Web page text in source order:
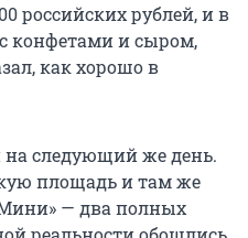
российских рублей, и в
конфетами и сыром,
как хорошо в
следующий же день.
площадь и там же
— два полных